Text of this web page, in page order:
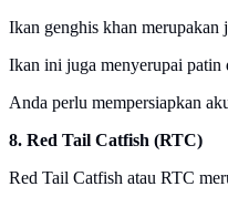
Ikan genghis khan
Ikan ini juga menyerupai patin
Anda perlu mempersiapkan
8. Red Tail Catfish (RTC)
Red Tail Catfish atau RTC